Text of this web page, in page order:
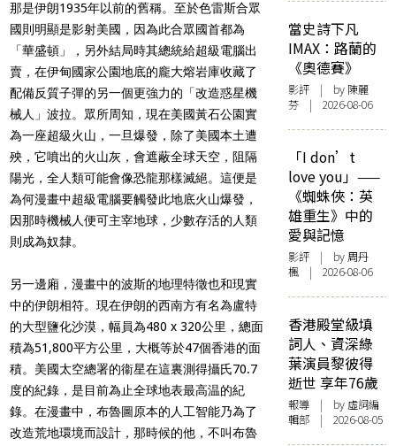
那是伊朗1935年以前的舊稱。至於色雷斯合眾
國則明顯是影射美國，因為此合眾國首都為
「華盛頓」，另外結局時其總統給超級電腦出
賣，在伊甸國家公園地底的龐大熔岩庫收藏了
配備反質子彈的另一個更強力的「改造惑星機
械人」波拉。眾所周知，現在美國黃石公園實
為一座超級火山，一旦爆發，除了美國本土遭
殃，它噴出的火山灰，會遮蔽全球天空，阻隔
陽光，全人類可能會像恐龍那樣滅絕。這便是
為何漫畫中超級電腦要觸發此地底火山爆發，
因那時機械人便可主宰地球，少數存活的人類
則成為奴隸。
另一邊廂，漫畫中的波斯的地理特徵也和現實
中的伊朗相符。現在伊朗的西南方有名為盧特
的大型鹽化沙漠，幅員為480 x 320公里，總面
積為51,800平方公里，大概等於47個香港的面
積。美國太空總署的衞星在這裏測得攝氏70.7
度的紀錄 ，是目前為止全球地表最高温的紀
錄。在漫畫中，布魯圖原本的人工智能乃為了
改造荒地環境而設計，那時候的他，不叫布魯
當史詩下凡
IMAX：路蘭的
《奧德賽》
影評 | by 陳麗
芬 | 2026-08-06
「I don’t
love you」——
《蜘蛛俠：英
雄重生》中的
愛與記憶
影評 | by周丹
楓 | 2026-08-06
香港殿堂級填
詞人、資深綠
葉演員黎彼得
逝世 享年76歲
報導 | by 虛詞編
輯部 | 2026-08-05